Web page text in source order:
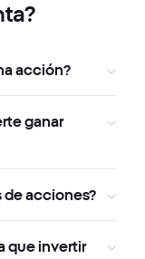
acción?
ganar
de acciones?
que invertir